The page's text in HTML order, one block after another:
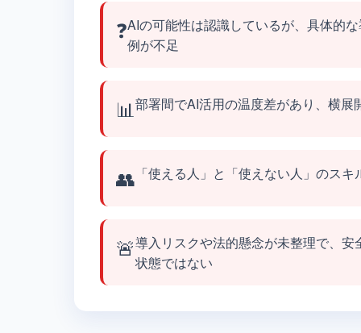
❓AIの可能性は認識しているが、具体的
例が不足
📊 部署間でAI活用の温度差があり、横展
👥 「使える人」と「使えない人」のス
🚨導入リスクや法的懸念が未整理で、安
状態ではない